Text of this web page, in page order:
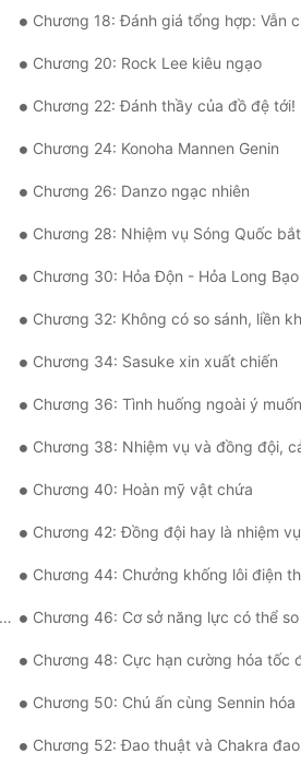
Chương 18: Đánh giá tổng hợp: Vẫn
Chương 20: Rock Lee kiêu ngạo
Chương 22: Đánh thầy của đồ đệ tới!
Chương 24: Konoha Mannen Genin
Chương 26: Danzo ngạc nhiên
Chương 28: Nhiệm vụ Sóng Quốc
Chương 30: Hỏa Độn - Hỏa Long
Chương 32: Không có so sánh, liền
Chương 34: Sasuke xin xuất chiến
Chương 36: Tình huống ngoài ý
Chương 38: Nhiệm vụ và đồng đội,
Chương 40: Hoàn mỹ vật chứa
Chương 42: Đồng đội hay là nhiệm
Chương 44: Chưởng khống lôi điện
Chương 46: Cơ sở năng lực có thể
Chương 48: Cực hạn cường hóa tốc
Chương 50: Chú ấn cùng Sennin hóa
Chương 52: Đao thuật và Chakra đao